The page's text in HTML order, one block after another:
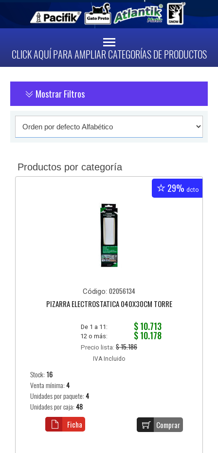
CLICK AQUÍ PARA AMPLIAR CATEGORÍAS DE PRODUCTOS
Mostrar Filtros
Productos por categoría
29% dcto
Código: 02056134
PIZARRA ELECTROSTATICA 040X30CM TORRE
De 1 a 11: $ 10.713
12 o más: $ 10.178
Precio lista: $ 15.186
IVA Incluido
Stock: 16
Venta mínima:4
Unidades por paquete:4
Unidades por caja:48
Comprar
Ficha